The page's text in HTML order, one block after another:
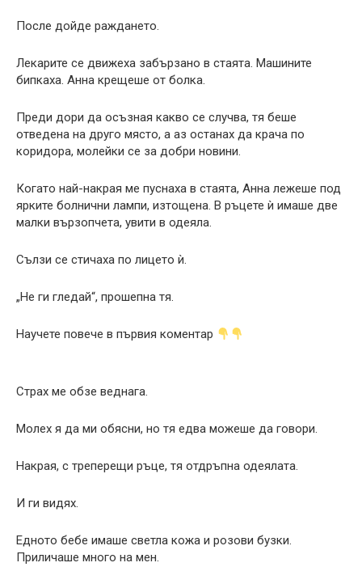
После дойде раждането.
Лекарите се движеха забързано в стаята. Машините
бипкаха. Анна крещеше от болка.
Преди дори да осъзная какво се случва, тя беше
отведена на друго място, а аз останах да крача по
коридора, молейки се за добри новини.
Когато най-накрая ме пуснаха в стаята, Анна лежеше под
ярките болнични лампи, изтощена. В ръцете ѝ имаше две
малки вързопчета, увити в одеяла.
Сълзи се стичаха по лицето ѝ.
„Не ги гледай“, прошепна тя.
Научете повече в първия коментар
Страх ме обзе веднага.
Молех я да ми обясни, но тя едва можеше да говори.
Накрая, с треперещи ръце, тя отдръпна одеялата.
И ги видях.
Едното бебе имаше светла кожа и розови бузки.
Приличаше много на мен.